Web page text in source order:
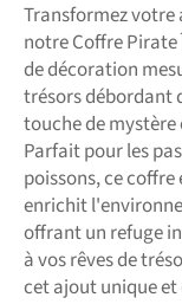
Transformez votre
notre Coffre Pirate
de décoration
trésors débordant
touche de
Parfait pour les
poissons, ce
enrichit
offrant un refuge
à vos rêves de
cet ajout unique